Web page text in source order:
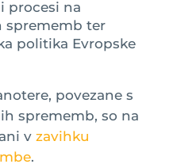
procesi na
sprememb ter
politika Evropske
povezane s
sprememb, so na
v zavihku
.